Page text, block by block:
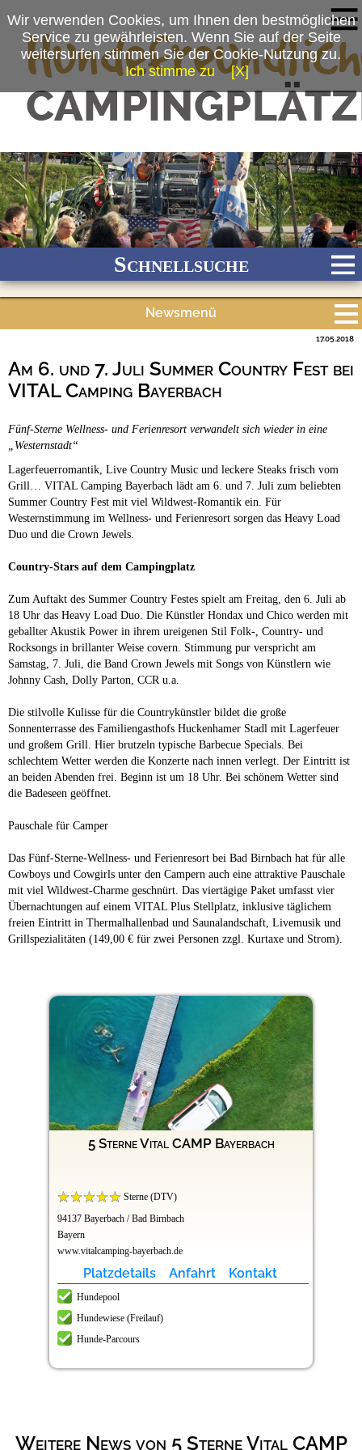
(c) VITAL Camping BayerbachSchnellsuche
Stadtnah
Ganzjährig geöffnet
Hundefreundliche Campingplätze
Newsmenü
Campingplätze
Am 6. und 7. Juli Summer Country Fest bei
VITAL Camping Bayerbach
17.05.2018
Fünf-Sterne Wellness- und Ferienresort verwandelt sich wieder in eine
„Westernstadt“
Lagerfeuerromantik, Live Country Music und leckere Steaks frisch vom
Grill… VITAL Camping Bayerbach lädt am 6. und 7. Juli zum beliebten
Summer Country Fest mit viel Wildwest-Romantik ein. Für
Westernstimmung im Wellness- und Ferienresort sorgen das Heavy Load
Duo und die Crown Jewels.
Country-Stars auf dem Campingplatz
Zum Auftakt des Summer Country Festes spielt am Freitag, den 6. Juli ab
18 Uhr das Heavy Load Duo. Die Künstler Hondax und Chico werden mit
geballter Akustik Power in ihrem ureigenen Stil Folk-, Country- und
Rocksongs in brillanter Weise covern. Stimmung pur verspricht am
Samstag, 7. Juli, die Band Crown Jewels mit Songs von Künstlern wie
Johnny Cash, Dolly Parton, CCR u.a.
Die stilvolle Kulisse für die Countrykünstler bildet die große
Sonnenterrasse des Familiengasthofs Huckenhamer Stadl mit Lagerfeuer
und großem Grill. Hier brutzeln typische Barbecue Specials. Bei
schlechtem Wetter werden die Konzerte nach innen verlegt. Der Eintritt ist
an beiden Abenden frei. Beginn ist um 18 Uhr. Bei schönem Wetter sind
die Badeseen geöffnet.
Pauschale für Camper
Das Fünf-Sterne-Wellness- und Ferienresort bei Bad Birnbach hat für alle
Cowboys und Cowgirls unter den Campern auch eine attraktive Pauschale
mit viel Wildwest-Charme geschnürt. Das viertägige Paket umfasst vier
Übernachtungen auf einem VITAL Plus Stellplatz, inklusive täglichem
freien Eintritt in Thermalhallenbad und Saunalandschaft, Livemusik und
Grillspezialitäten (149,00 € für zwei Personen zzgl. Kurtaxe und Strom).
5 Sterne Vital CAMP Bayerbach
Sterne (DTV)
94137 Bayerbach / Bad Birnbach
Bayern
www.vitalcamping-bayerbach.de
Platzdetails Anfahrt Kontakt
Hundepool
Hundewiese (Freilauf)
Hunde-Parcours
Weitere News von 5 Sterne Vital CAMP
Wir verwenden Cookies, um Ihnen den bestmöglichen
Service zu gewährleisten. Wenn Sie auf der Seite
weitersurfen stimmen Sie der Cookie-Nutzung zu.
Ich stimme zu
[X]